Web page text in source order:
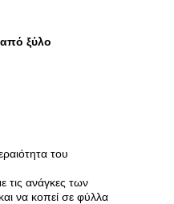
ξύλο
του
τις ανάγκες των
να κοπεί σε φύλλα